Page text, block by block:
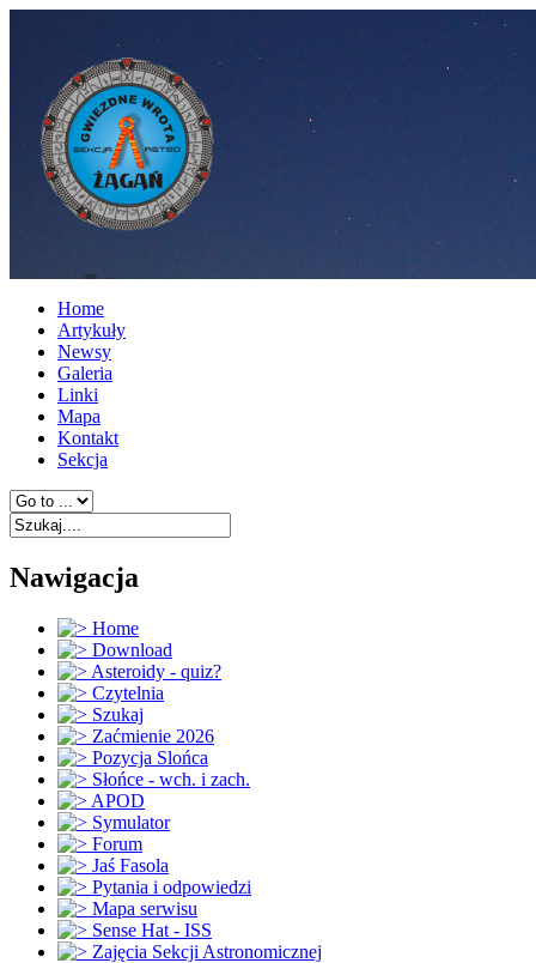
Home
Artykuły
Newsy
Galeria
Linki
Mapa
Kontakt
Sekcja
Nawigacja
Home
Download
Asteroidy - quiz?
Czytelnia
Szukaj
Zaćmienie 2026
Pozycja Slońca
Słońce - wch. i zach.
APOD
Symulator
Forum
Jaś Fasola
Pytania i odpowiedzi
Mapa serwisu
Sense Hat - ISS
Zajęcia Sekcji Astronomicznej